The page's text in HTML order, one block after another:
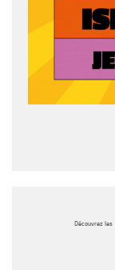
Découvrez les